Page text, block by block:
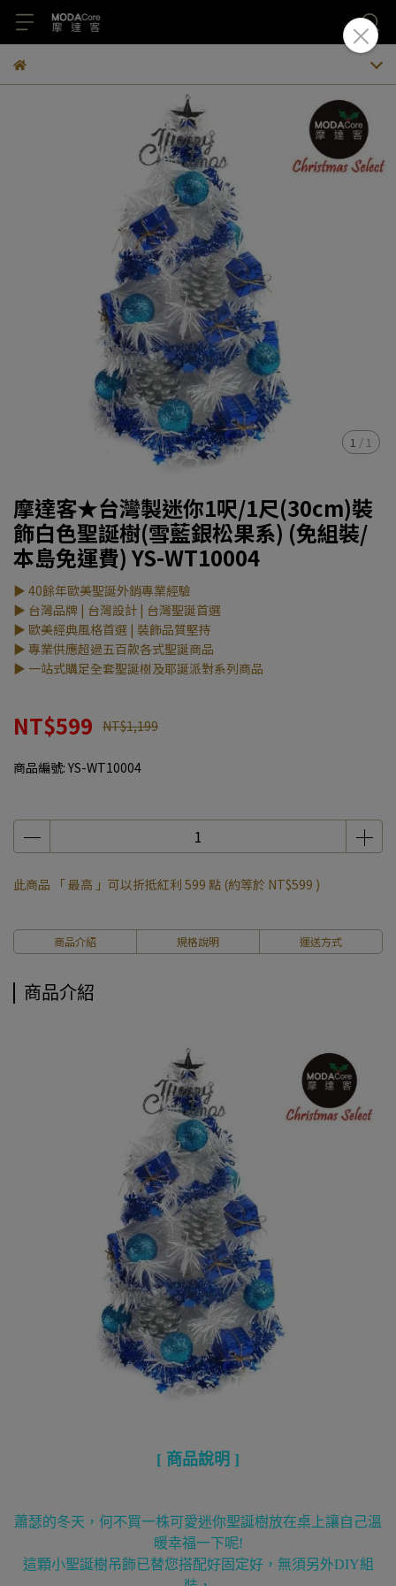
1 / 1
摩達客★台灣製迷你1呎/1尺(30cm)裝
飾白色聖誕樹(雪藍銀松果系) (免組裝/
本島免運費) YS-WT10004
▶ 40餘年歐美聖誕外銷專業經驗
▶ 台灣品牌 | 台灣設計 | 台灣聖誕首選
▶ 歐美經典風格首選 | 裝飾品質堅持
▶ 專業供應超過五百款各式聖誕商品
▶ 一站式購足全套聖誕樹及耶誕派對系列商品
NT$599 NT$1,199
商品編號: YS-WT10004
此商品 「 最高 」可以折抵紅利 599 點 (約等於 NT$599 )
商品介紹 規格說明 運送方式
商品介紹
[ 商品說明 ]
蕭瑟的冬天，何不買一株可愛迷你聖誕樹放在桌上讓自己溫
暖幸福一下呢!
這顆小聖誕樹吊飾已替您搭配好固定好，無須另外DIY組